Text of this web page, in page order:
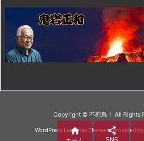
Copyright © 不死鳥！ All Rights
WordPress Luxeritas Theme is provided by
 
SNS